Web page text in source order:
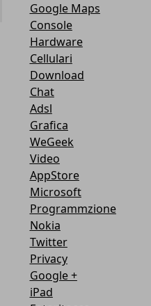
Google Maps
Console
Hardware
Cellulari
Download
Chat
Adsl
Grafica
WeGeek
Video
AppStore
Microsoft
Programmzione
Nokia
Twitter
Privacy
Google +
iPad